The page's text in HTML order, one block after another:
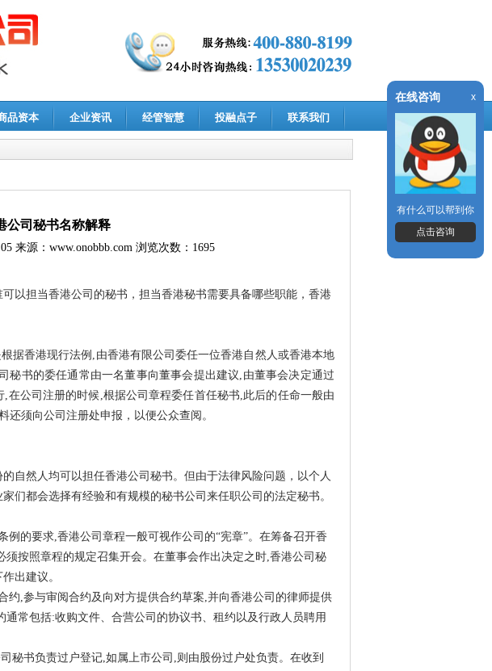
品资本 企业资讯 经管智慧 投融点子 联系我们
公司秘书名称解释
来源： www.onobbb.com浏览次数：1695
以担当香港公司的秘书，担当香港秘书需要具备哪些职能，香港
根据香港现行法例,由香港有限公司委任一位香港自然人或香港本地
秘书的委任通常由一名董事向董事会提出建议,由董事会决定通过
在公司注册的时候,根据公司章程委任首任秘书,此后的任命一般由
须向公司注册处申报，以便公众查阅。
自然人均可以担任香港公司秘书。但由于法律风险问题，以个人
们都会选择有经验和有规模的秘书公司来任职公司的法定秘书。
例的要求,香港公司章程一般可视作公司的“宪章”。在筹备召开香
按照章程的规定召集开会。在董事会作出决定之时,香港公司秘
出建议。
约,参与审阅合约及向对方提供合约草案,并向香港公司的律师提供
常包括:收购文件、合营公司的协议书、租约以及行政人员聘用
秘书负责过户登记,如属上市公司,则由股份过户处负责。在收到
在线咨询 x
有什么可以帮到你
点击咨询